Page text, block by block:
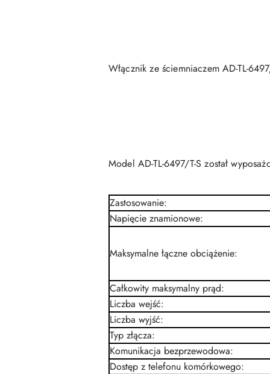
Włącznik ze ściemniaczem AD-TL-
Model AD-TL-6497/T-S został
Zastosowanie:
Napięcie znamionowe:
Maksymalne łączne obciążenie:
Całkowity maksymalny prąd:
Liczba wejść:
Liczba wyjść:
Typ złącza:
Komunikacja bezprzewodowa:
Dostęp z telefonu komórkowego: